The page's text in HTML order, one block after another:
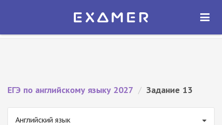
Экзамер — ЕГЭ 2027
ОТКРЫТЬ
ЕГЭ по английскому языку 2027 / Задание 13
Английский язык